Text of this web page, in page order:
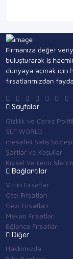
Firmanıza değer
buluşturarak iş
dünyaya açmak için
fırsatlarımızdan
Sayfalar
Gizlilik ve Çerez
SLT WORLD
mesafeli Satış
Şartlar ve Koşullar
Kişisel Verilerin
Bağlantılar
Vitrin Fırsatlar
Otel Fırsatları
Gezi Fırsatları
Mekan Fırsatları
Eğlence Fırsatları
Diğer
Hakkımızda